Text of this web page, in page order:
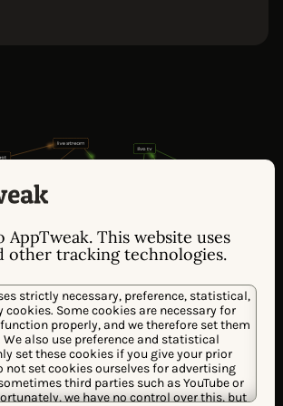
AppTweak. This website uses
other tracking technologies.
strictly necessary, preference, statistical,
Some cookies are necessary for
properly, and we therefore set them
also use preference and statistical
set these cookies if you give your prior
not set cookies ourselves for advertising
third parties such as YouTube or
we have no control over this, but
sur des millions de signaux de
des app stores depuis 2014, les
d'Atlas AI comprennent
les algorithmes des stores